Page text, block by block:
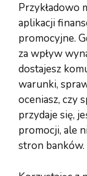
Przykładowo
aplikacji
promocyjne.
za wpływ
dostajesz
warunki,
oceniasz, czy
przydaje się,
promocji, ale
stron banków.